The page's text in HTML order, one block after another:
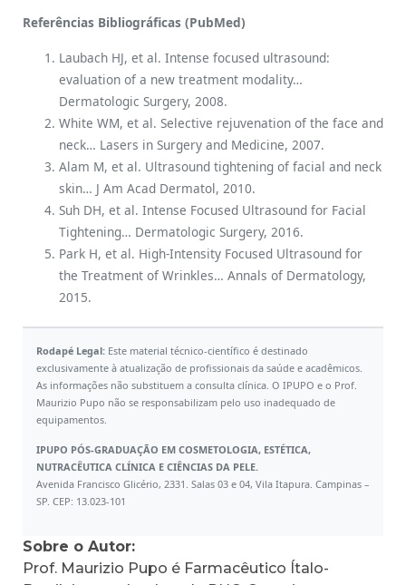
Referências Bibliográficas (PubMed)
Laubach HJ, et al. Intense focused ultrasound:
evaluation of a new treatment modality…
Dermatologic Surgery, 2008.
White WM, et al. Selective rejuvenation of the face and
neck… Lasers in Surgery and Medicine, 2007.
Alam M, et al. Ultrasound tightening of facial and neck
skin… J Am Acad Dermatol, 2010.
Suh DH, et al. Intense Focused Ultrasound for Facial
Tightening… Dermatologic Surgery, 2016.
Park H, et al. High-Intensity Focused Ultrasound for
the Treatment of Wrinkles… Annals of Dermatology,
2015.
Rodapé Legal: Este material técnico-científico é destinado
exclusivamente à atualização de profissionais da saúde e acadêmicos.
As informações não substituem a consulta clínica. O IPUPO e o Prof.
Maurizio Pupo não se responsabilizam pelo uso inadequado de
equipamentos.
IPUPO PÓS-GRADUAÇÃO EM COSMETOLOGIA, ESTÉTICA,
NUTRACÊUTICA CLÍNICA E CIÊNCIAS DA PELE.
Avenida Francisco Glicério, 2331. Salas 03 e 04, Vila Itapura. Campinas –
SP. CEP: 13.023-101
Sobre o Autor:
Prof. Maurizio Pupo é Farmacêutico Ítalo-